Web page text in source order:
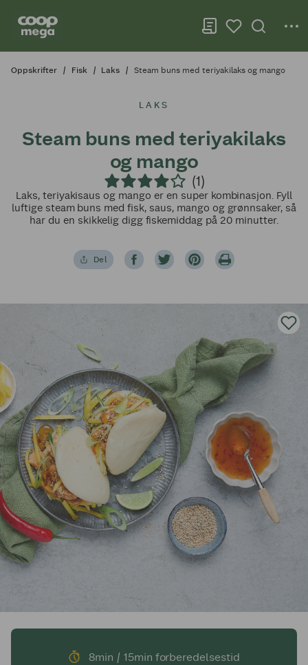
Oppskrifter Fisk Laks Steam buns med teriyakilaks og mango
LAKS
Steam buns med teriyakilaks
og mango
(1)
Laks, teriyakisaus og mango er en super kombinasjon. Fyll
luftige steam buns med fisk, saus, mango og grønnsaker, så
har du en skikkelig digg fiskemiddag på 20 minutter.
Del
8min / 15min forberedelsestid